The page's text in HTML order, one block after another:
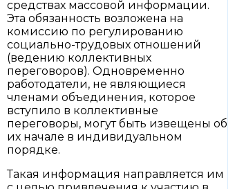
средствах массовой информации.
Эта обязанность возложена на
комиссию по регулированию
социально-трудовых отношений
(ведению коллективных
переговоров). Одновременно
работодатели, не являющиеся
членами объединения, которое
вступило в коллективные
переговоры, могут быть извещены об
их начале в индивидуальном
порядке.
Такая информация направляется им